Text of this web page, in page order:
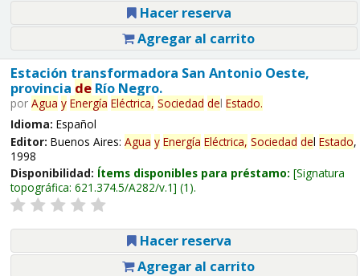
Hacer reserva
Agregar al carrito
Estación transformadora San Antonio Oeste,
provincia deRío Negro.
por Agua y Energía Eléctrica, Sociedad del Estado.
Idioma: Español
Editor: Buenos Aires: Agua y Energía Eléctrica, Sociedad del Estado,
1998
Disponibilidad: Ítems disponibles para préstamo: Signatura
topográfica: 621.374.5/A282/v.1 (1).
Hacer reserva
Agregar al carrito